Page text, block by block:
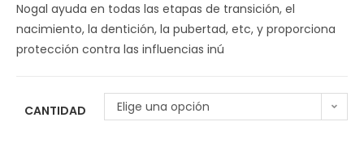
Nogal ayuda en todas las etapas de transición, el
nacimiento, la dentición, la pubertad, etc, y proporciona
protección contra las influencias inú
CANTIDAD Elige una opción